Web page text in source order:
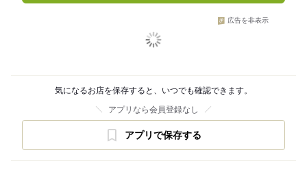
広告を非表示
気になるお店を保存すると、いつでも確認できます。
アプリなら会員登録なし
アプリで保存する